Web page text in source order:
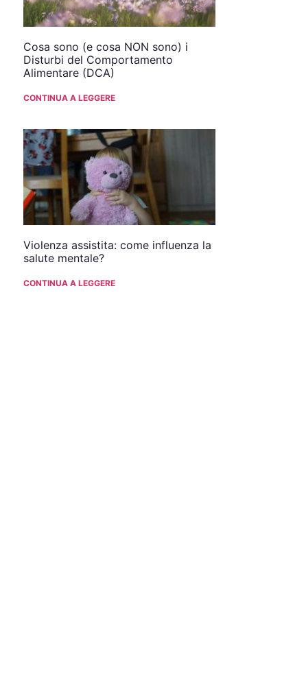
Cosa sono (e cosa NON sono) i
Disturbi del Comportamento
Alimentare (DCA)
CONTINUA A LEGGERE
Violenza assistita: come influenza la
salute mentale?
CONTINUA A LEGGERE